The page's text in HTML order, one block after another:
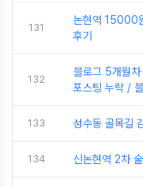
131
논현역 15000
후기
132
블로그 5개월
포스팅 누락 /
133 성수동 골목길
134 신논현역 2차